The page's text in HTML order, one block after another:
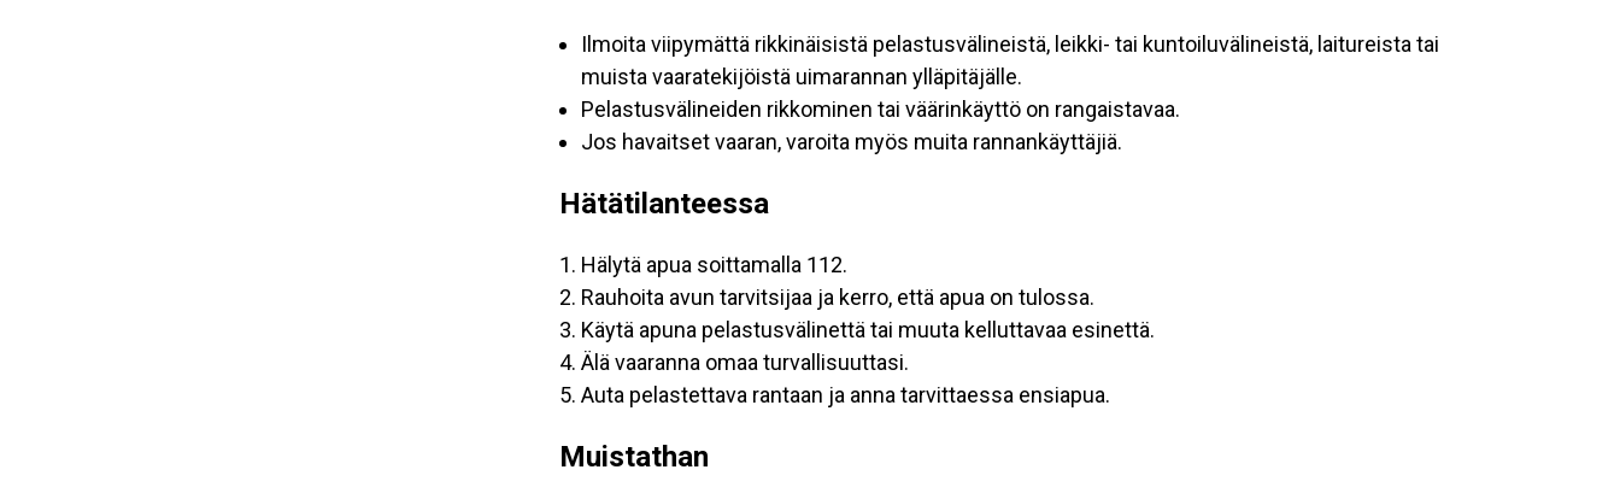
Ilmoita viipymättä rikkinäisistä pelastusvälineistä, leikki- tai kuntoiluvälineistä, laitureista tai
muista vaaratekijöistä uimarannan ylläpitäjälle.
Pelastusvälineiden rikkominen tai väärinkäyttö on rangaistavaa.
Jos havaitset vaaran, varoita myös muita rannankäyttäjiä.
Hätätilanteessa
Hälytä apua soittamalla 112.
Rauhoita avun tarvitsijaa ja kerro, että apua on tulossa.
Käytä apuna pelastusvälinettä tai muuta kelluttavaa esinettä.
Älä vaaranna omaa turvallisuuttasi.
Auta pelastettava rantaan ja anna tarvittaessa ensiapua.
Muistathan